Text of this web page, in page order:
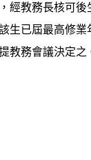
經教務長核可後
生已屆最高修業
教務會議決定之